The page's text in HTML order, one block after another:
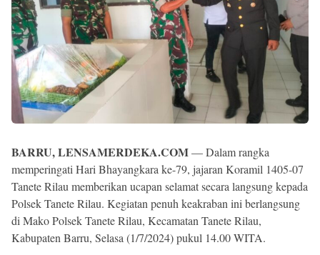
BARRU, LENSAMERDEKA.COM— Dalam rangka
memperingati Hari Bhayangkara ke-79, jajaran Koramil 1405-07
Tanete Rilau memberikan ucapan selamat secara langsung kepada
Polsek Tanete Rilau. Kegiatan penuh keakraban ini berlangsung
di Mako Polsek Tanete Rilau, Kecamatan Tanete Rilau,
Kabupaten Barru, Selasa (1/7/2024) pukul 14.00 WITA.